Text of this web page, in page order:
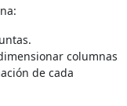
columnas
de cada